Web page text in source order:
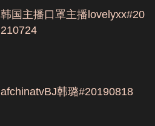
韩国主播口罩主播lovelyxx#20
210724
afchinatvBJ韩璐#20190818